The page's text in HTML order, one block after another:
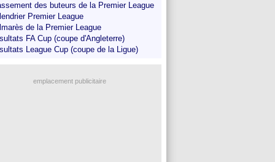
des buteurs de la Premier League
Premier League
de la Premier League
FA Cup (coupe d'Angleterre)
League Cup (coupe de la Ligue)
emplacement publicitaire